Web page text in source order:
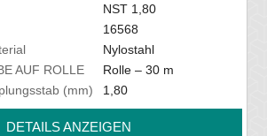
NST 1,80
16568
Nylostahl
AUF ROLLE
Rolle – 30 m
(mm)
1,80
DETAILS ANZEIGEN